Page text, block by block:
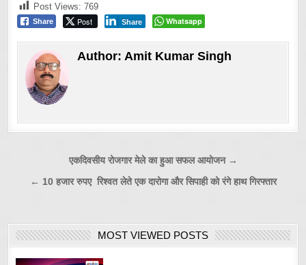
Post Views: 769
Share Post Share Whatsapp
Author: Amit Kumar Singh
navigation
एकदिवसीय रोजगार मेले का हुआ सफल आयोजन →
← 10 हजार रुपए रिश्वत लेते एक दारोगा और सिपाही को रंगे हाथ गिरफ्तार
MOST VIEWED POSTS